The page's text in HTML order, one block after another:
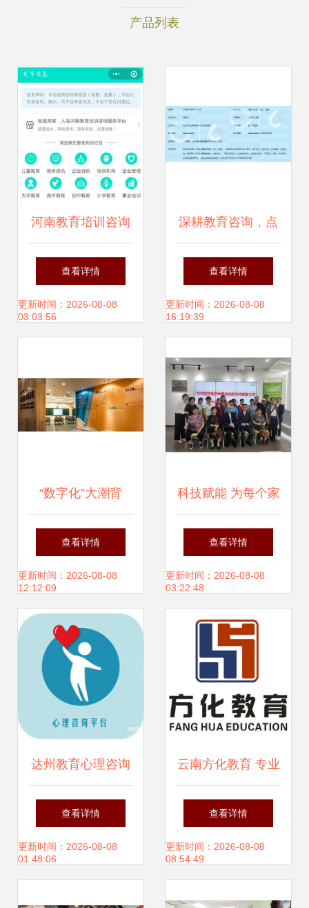
产品列表
河南教育培训咨询
服务小程序火热招
商 掘金教育蓝海的
查看详情
更新时间：2026-08-08
03:03:56
深耕教育咨询，点
亮成长之路——上
海启星教育信息咨
查看详情
更新时间：2026-08-08
16:19:39
“数字化”大潮背
后，智慧教育在推
波助澜 教育咨询服
务的新思维
查看详情
更新时间：2026-08-08
12:12:09
科技赋能 为每个家
庭打造一个智能健
康小屋与教育咨询
服务
查看详情
更新时间：2026-08-08
03:22:48
达州教育心理咨询
预约指南 何以解
忧，唯有专业陪伴
查看详情
更新时间：2026-08-08
01:48:06
云南方化教育 专业
教育咨询引领成长
之路
查看详情
更新时间：2026-08-08
08:54:49